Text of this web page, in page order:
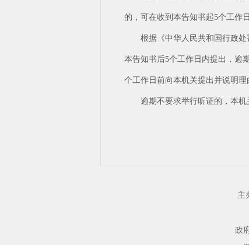
的，可在收到本告知书起5个工作
根据《中华人民共和国行政
本告知书后5个工作日内提出，逾
个工作日前向本机关提出并说明理
逾期不要求举行听证的，本机
主
政